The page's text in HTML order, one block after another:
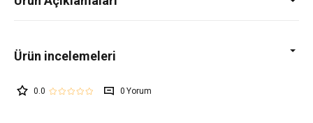
0.0 0